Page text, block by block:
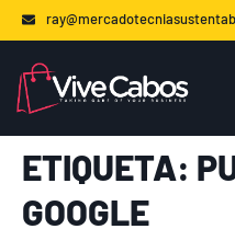
ETIQUETA:
GOOGLE